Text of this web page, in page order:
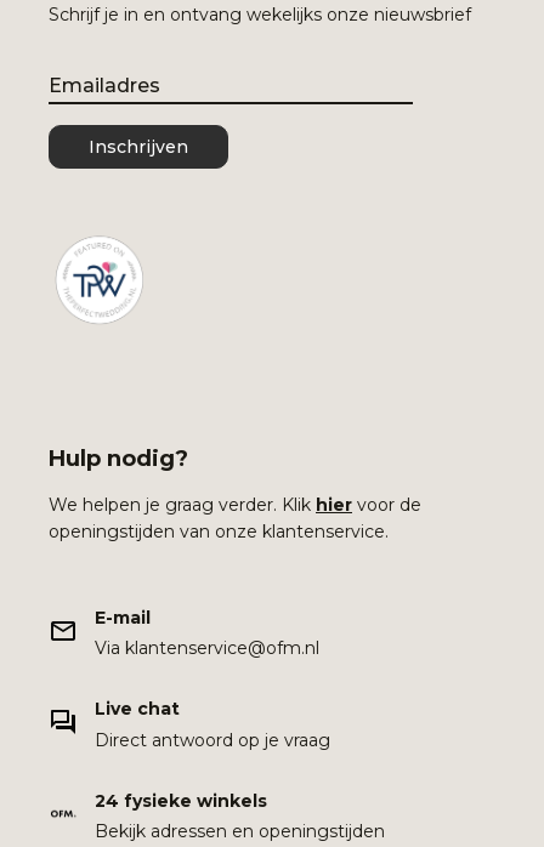
Schrijf je in en ontvang wekelijks onze nieuwsbrief
Email
Inschrijven
Hulp nodig?
We helpen je graag verder. Klik hier voor de
openingstijden van onze klantenservice.
E-mail
Via klantenservice@ofm.nl
Live chat
Direct antwoord op je vraag
24 fysieke winkels
Bekijk adressen en openingstijden